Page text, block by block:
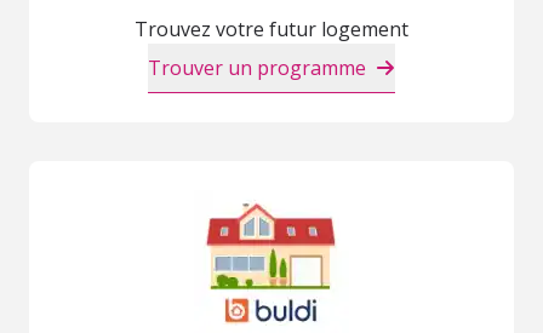
Trouvez votre futur logement
Trouver un programme